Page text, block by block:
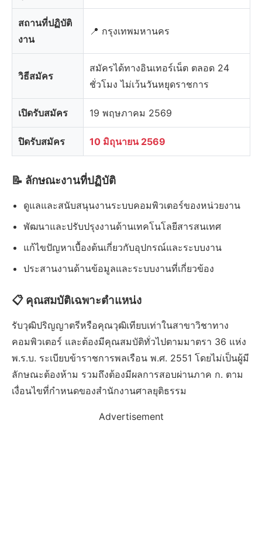
สถานที่ปฏิบัติ
งาน
📍 กรุงเทพมหานคร
วิธีสมัคร
สมัครได้ทางอินเทอร์เน็ต ตลอด 24
ชั่วโมง ไม่เว้นวันหยุดราชการ
เปิดรับสมัคร 19 พฤษภาคม 2569
ปิดรับสมัคร 10 มิถุนายน 2569
📝 ลักษณะงานที่ปฏิบัติ
ดูแลและสนับสนุนงานระบบคอมพิวเตอร์ของหน่วยงาน
พัฒนาและปรับปรุงงานด้านเทคโนโลยีสารสนเทศ
แก้ไขปัญหาเบื้องต้นเกี่ยวกับอุปกรณ์และระบบงาน
ประสานงานด้านข้อมูลและระบบงานที่เกี่ยวข้อง
📋 คุณสมบัติเฉพาะตำแหน่ง
รับวุฒิปริญญาตรีหรือคุณวุฒิเทียบเท่าในสาขาวิชาทาง
คอมพิวเตอร์ และต้องมีคุณสมบัติทั่วไปตามมาตรา 36 แห่ง
พ.ร.บ. ระเบียบข้าราชการพลเรือน พ.ศ. 2551 โดยไม่เป็นผู้มี
ลักษณะต้องห้าม รวมถึงต้องมีผลการสอบผ่านภาค ก. ตาม
เงื่อนไขที่กำหนดของสำนักงานศาลยุติธรรม
Advertisement